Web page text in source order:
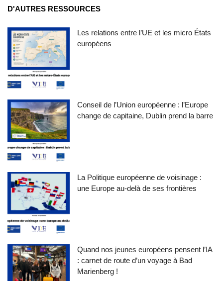
D'AUTRES RESSOURCES
Les relations entre l’UE et les micro États
européens
Conseil de l’Union européenne : l’Europe
change de capitaine, Dublin prend la barre
La Politique européenne de voisinage :
une Europe au-delà de ses frontières
Quand nos jeunes européens pensent l’IA
: carnet de route d’un voyage à Bad
Marienberg !